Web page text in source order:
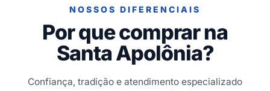
NOSSOS DIFERENCIAIS
Por que comprar na
Santa Apolônia?
Confiança, tradição e atendimento especializado